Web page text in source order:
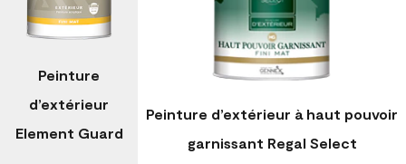
Peinture
d’extérieur
Element Guard
Peinture d’extérieur à haut pouvoir
garnissant Regal Select